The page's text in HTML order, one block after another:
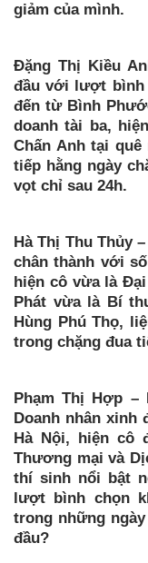
giảm của mình.
Đặng Thị Kiều
đầu với lượt bình
đến từ Bình
doanh tài ba,
Chấn Anh tại
tiếp hằng ngày
vọt chỉ sau 24h.
Hà Thị Thu Thủy
chân thành với
hiện cô vừa là
Phát vừa là Bí
Hùng Phú Thọ,
trong chặng đua
Phạm Thị Hợp
Doanh nhân xinh
Hà Nội, hiện cô
Thương mại và
thí sinh nổi bật
lượt bình chọn
trong những
đầu?